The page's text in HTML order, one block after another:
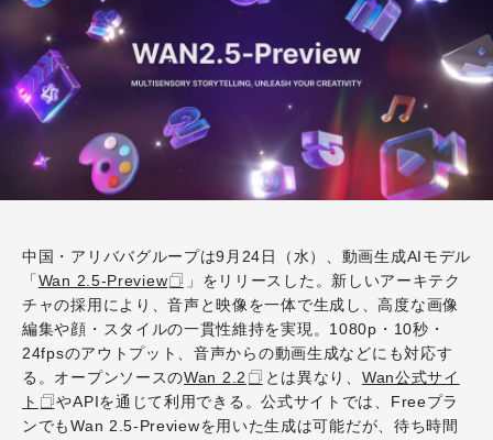
中国・アリババグループは9月24日（水）、動画生成AIモデル
「Wan 2.5-Preview
」をリリースした。新しいアーキテク
チャの採用により、音声と映像を一体で生成し、高度な画像
編集や顔・スタイルの一貫性維持を実現。1080p・10秒・
24fpsのアウトプット、音声からの動画生成などにも対応す
る。オープンソースのWan 2.2 とは異なり、 Wan公式サイ
ト
やAPIを通じて利用できる。公式サイトでは、Freeプラ
ンでもWan 2.5-Previewを用いた生成は可能だが、待ち時間